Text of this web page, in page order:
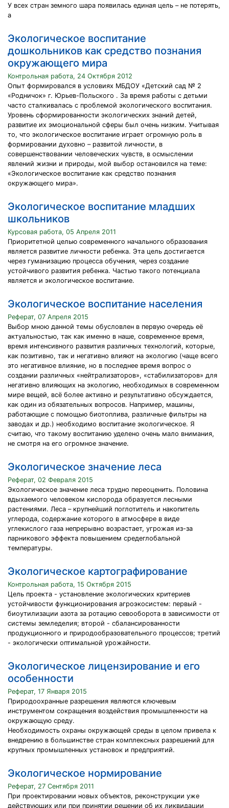
У всех стран земного шара появилась единая цель – не потерять,
а
Экологическое воспитание
дошкольников как средство познания
окружающего мира
Контрольная работа, 24 Октября 2012
Опыт формировался в условиях МБДОУ «Детский сад № 2
«Родничок» г. Юрьев-Польского . За время работы с детьми
часто сталкивалась с проблемой экологического воспитания.
Уровень сформированности экологических знаний детей,
развитие их эмоциональной сферы был очень низким. Учитывая
то, что экологическое воспитание играет огромную роль в
формировании духовно – развитой личности, в
совершенствовании человеческих чувств, в осмыслении
явлений жизни и природы, мой выбор остановился на теме:
«Экологическое воспитание как средство познания
окружающего мира».
Экологическое воспитание младших
школьников
Курсовая работа, 05 Апреля 2011
Приоритетной целью современного начального образования
является развитие личности ребенка. Эта цель достигается
через гуманизацию процесса обучения, через создание
устойчивого развития ребенка. Частью такого потенциала
является и экологическое воспитание.
Экологическое воспитание населения
Реферат, 07 Апреля 2015
Выбор мною данной темы обусловлен в первую очередь её
актуальностью, так как именно в наше, современное время,
время интенсивного развития различных технологий, которые,
как позитивно, так и негативно влияют на экологию (чаще всего
это негативное влияние, но в последнее время вопрос о
создании различных «нейтрализаторов», «стабилизаторов» для
негативно влияющих на экологию, необходимых в современном
мире вещей, всё более активно и результативно обсуждается,
как один из обязательных вопросов. Например, машины,
работающие с помощью биотоплива, различные фильтры на
заводах и др.) необходимо воспитание экологическое. Я
считаю, что такому воспитанию уделено очень мало внимания,
не смотря на его огромное значение.
Экологическое значение леса
Реферат, 02 Февраля 2015
Экологическое значение леса трудно переоценить. Половина
вдыхаемого человеком кислорода образуется лесными
растениями. Леса – крупнейший поглотитель и накопитель
углерода, содержание которого в атмосфере в виде
углекислого газа непрерывно возрастает, угрожая из-за
парникового эффекта повышением средеглобальной
температуры.
Экологическое картографирование
Контрольная работа, 15 Октября 2015
Цель проекта - установление экологических критериев
устойчивости функционирования агроэкосистем: первый -
биоутилизации азота за ротацию севооборота в зависимости от
системы земледелия; второй - сбалансированности
продукционного и природообразовательного процессов; третий
- экологически оптимальной урожайности.
Экологическое лицензирование и его
особенности
Реферат, 17 Января 2015
Природоохранные разрешения являются ключевым
инструментом сокращения воздействия промышленности на
окружающую среду.
Необходимость охраны окружающей среды в целом привела к
внедрению в большинстве стран комплексных разрешений для
крупных промышленных установок и предприятий.
Экологическое нормирование
Реферат, 27 Сентября 2011
При проектировании новых объектов, реконструкции уже
действующих или при принятии решении об их ликвидации